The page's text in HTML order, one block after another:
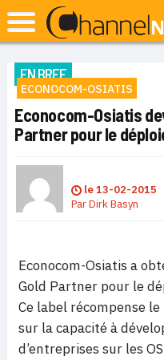
EN BREF
ECONOCOM-OSIATIS
Econocom-Osiatis
Partner pour le
le13-02-2015
ParDirk Basyn
Econocom-Osiatis a
Gold Partner pour le
Ce label récompense
sur la capacité à
d’entreprises sur les